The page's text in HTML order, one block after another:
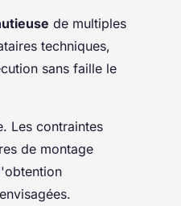
de multiples
techniques,
sans faille le
Les contraintes
de montage